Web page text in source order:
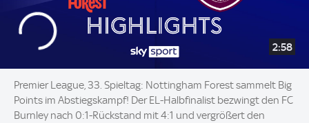
2:58
Premier League, 33. Spieltag: Nottingham Forest sammelt Big
Points im Abstiegskampf! Der EL-Halbfinalist bezwingt den FC
Burnley nach 0:1-Rückstand mit 4:1 und vergrößert den